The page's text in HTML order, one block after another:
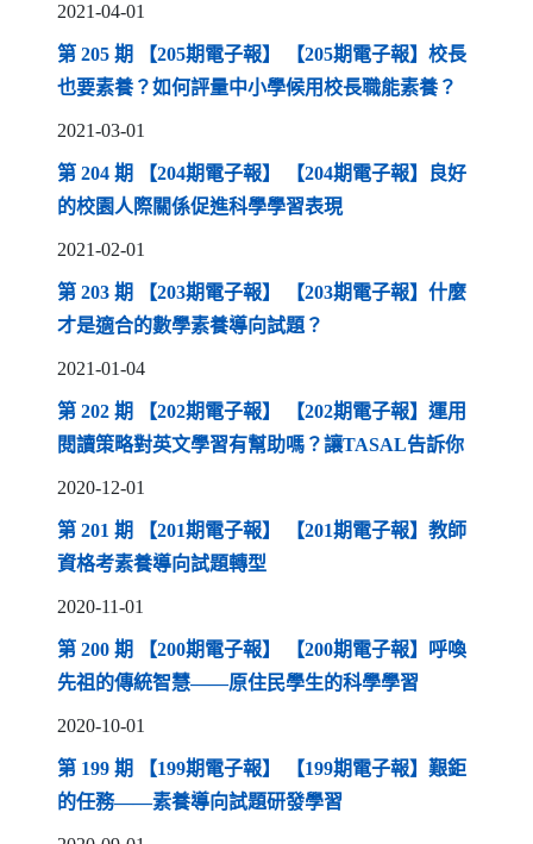
2021-04-01
第 205 期 【205期電子報】 【205期電子報】校長
也要素養？如何評量中小學候用校長職能素養？
2021-03-01
第 204 期 【204期電子報】 【204期電子報】良好
的校園人際關係促進科學學習表現（另開新視窗）
2021-02-01
第 203 期 【203期電子報】 【203期電子報】什麼
才是適合的數學素養導向試題？
2021-01-04
第 202 期 【202期電子報】 【202期電子報】運用
閱讀策略對英文學習有幫助嗎？讓TASAL告訴你（另開
2020-12-01
第 201 期 【201期電子報】 【201期電子報】教師
資格考素養導向試題轉型
2020-11-01
第 200 期 【200期電子報】 【200期電子報】呼喚
先祖的傳統智慧——原住民學生的科學學習（另開新視
2020-10-01
第 199 期 【199期電子報】 【199期電子報】艱鉅
的任務——素養導向試題研發學習（另開新視窗）